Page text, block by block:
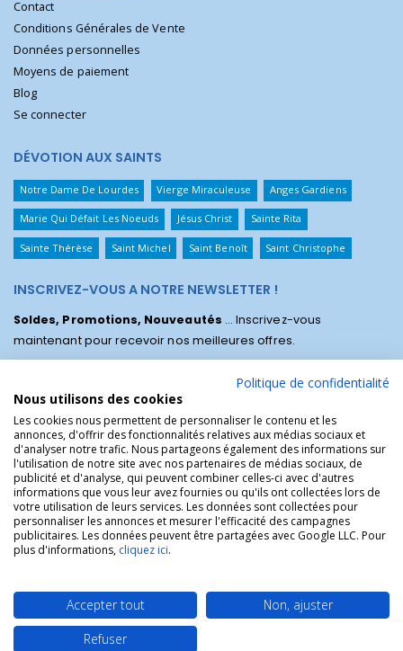
Contact
Conditions Générales de Vente
Données personnelles
Moyens de paiement
Blog
Se connecter
DÉVOTION AUX SAINTS
Notre Dame De Lourdes Vierge Miraculeuse Anges Gardiens
Marie Qui Défait Les Noeuds Jésus Christ Sainte Rita
Sainte Thérèse Saint Michel Saint Benoît Saint Christophe
INSCRIVEZ-VOUS A NOTRE NEWSLETTER !
Soldes, Promotions, Nouveautés ... Inscrivez-vous
maintenant pour recevoir nos meilleures offres.
La Boutique des Chrétiens © | La boutique religieuse chrétienne de
référence !.
Politique de confidentialité
Nous utilisons des cookies
Les cookies nous permettent de personnaliser le contenu et les
annonces, d'offrir des fonctionnalités relatives aux médias sociaux et
d'analyser notre trafic. Nous partageons également des informations sur
l'utilisation de notre site avec nos partenaires de médias sociaux, de
publicité et d'analyse, qui peuvent combiner celles-ci avec d'autres
informations que vous leur avez fournies ou qu'ils ont collectées lors de
votre utilisation de leurs services. Les données sont collectées pour
personnaliser les annonces et mesurer l'efficacité des campagnes
publicitaires. Les données peuvent être partagées avec Google LLC. Pour
plus d'informations, cliquez ici.
Accepter tout
Non, ajuster
Refuser